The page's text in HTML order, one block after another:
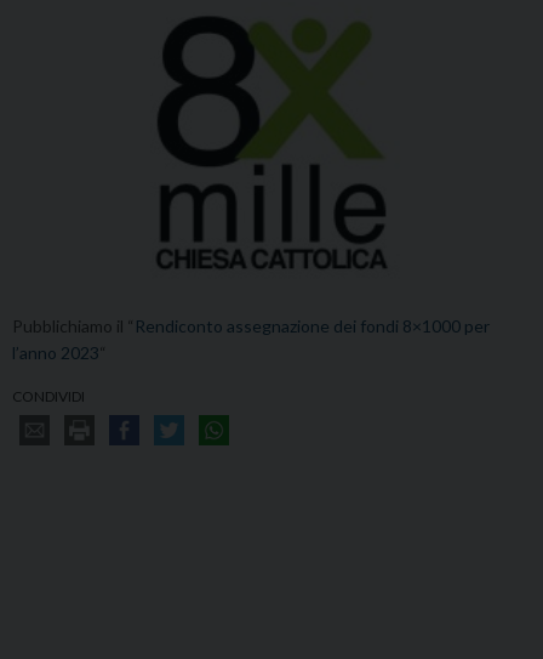
Pubblichiamo il “ Rendiconto assegnazione dei fondi 8×1000 per
l’anno 2023“
CONDIVIDI